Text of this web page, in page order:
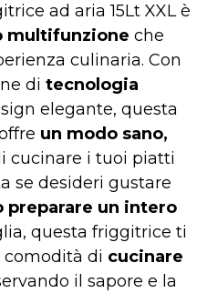
ad aria 15Lt XXL è
multifunzione che
culinaria. Con
di tecnologia
elegante, questa
un modo sano,
cucinare i tuoi piatti
se desideri gustare
preparare un intero
questa friggitrice ti
comodità di cucinare
il sapore e la